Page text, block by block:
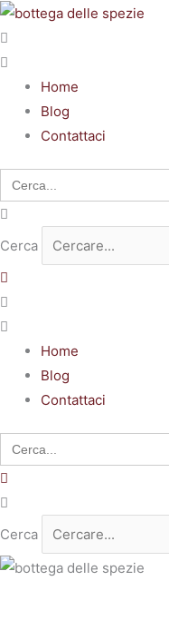
Vai
al
contenuto
Home
Blog
Contattaci
Search
for:
Cerca
Home
Blog
Contattaci
Search
for:
Cerca